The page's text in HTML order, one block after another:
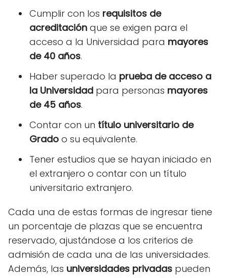
Cumplir con los requisitos de
acreditación que se exigen para el
acceso a la Universidad para mayores
de 40 años.
Haber superado la prueba de acceso a
la Universidad para personas mayores
de 45 años.
Contar con un título universitario de
Grado o su equivalente.
Tener estudios que se hayan iniciado en
el extranjero o contar con un título
universitario extranjero.
Cada una de estas formas de ingresar tiene
un porcentaje de plazas que se encuentra
reservado, ajustándose a los criterios de
admisión de cada una de las universidades.
Además, las universidades privadas pueden